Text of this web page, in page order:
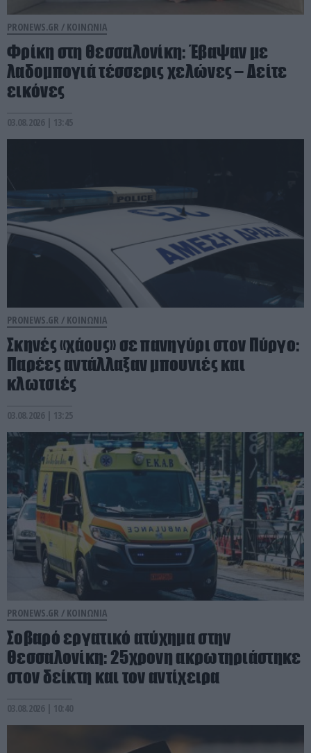
PRONEWS.GR / ΚΟΙΝΩΝΙΑ
Φρίκη στη Θεσσαλονίκη: Έβαψαν με
λαδομπογιά τέσσερις χελώνες – Δείτε
εικόνες
03.08.2026 | 13:45
PRONEWS.GR / ΚΟΙΝΩΝΙΑ
Σκηνές «χάους» σε πανηγύρι στον Πύργο:
Παρέες αντάλλαξαν μπουνιές και
κλωτσιές
03.08.2026 | 13:25
PRONEWS.GR / ΚΟΙΝΩΝΙΑ
Σοβαρό εργατικό ατύχημα στην
Θεσσαλονίκη: 25χρονη ακρωτηριάστηκε
στον δείκτη και τον αντίχειρα
03.08.2026 | 10:40